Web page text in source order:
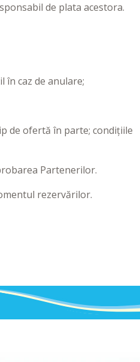
de plata acestora.
în caz de anulare;
de ofertă în parte; condițiile
Partenerilor.
rezervărilor.